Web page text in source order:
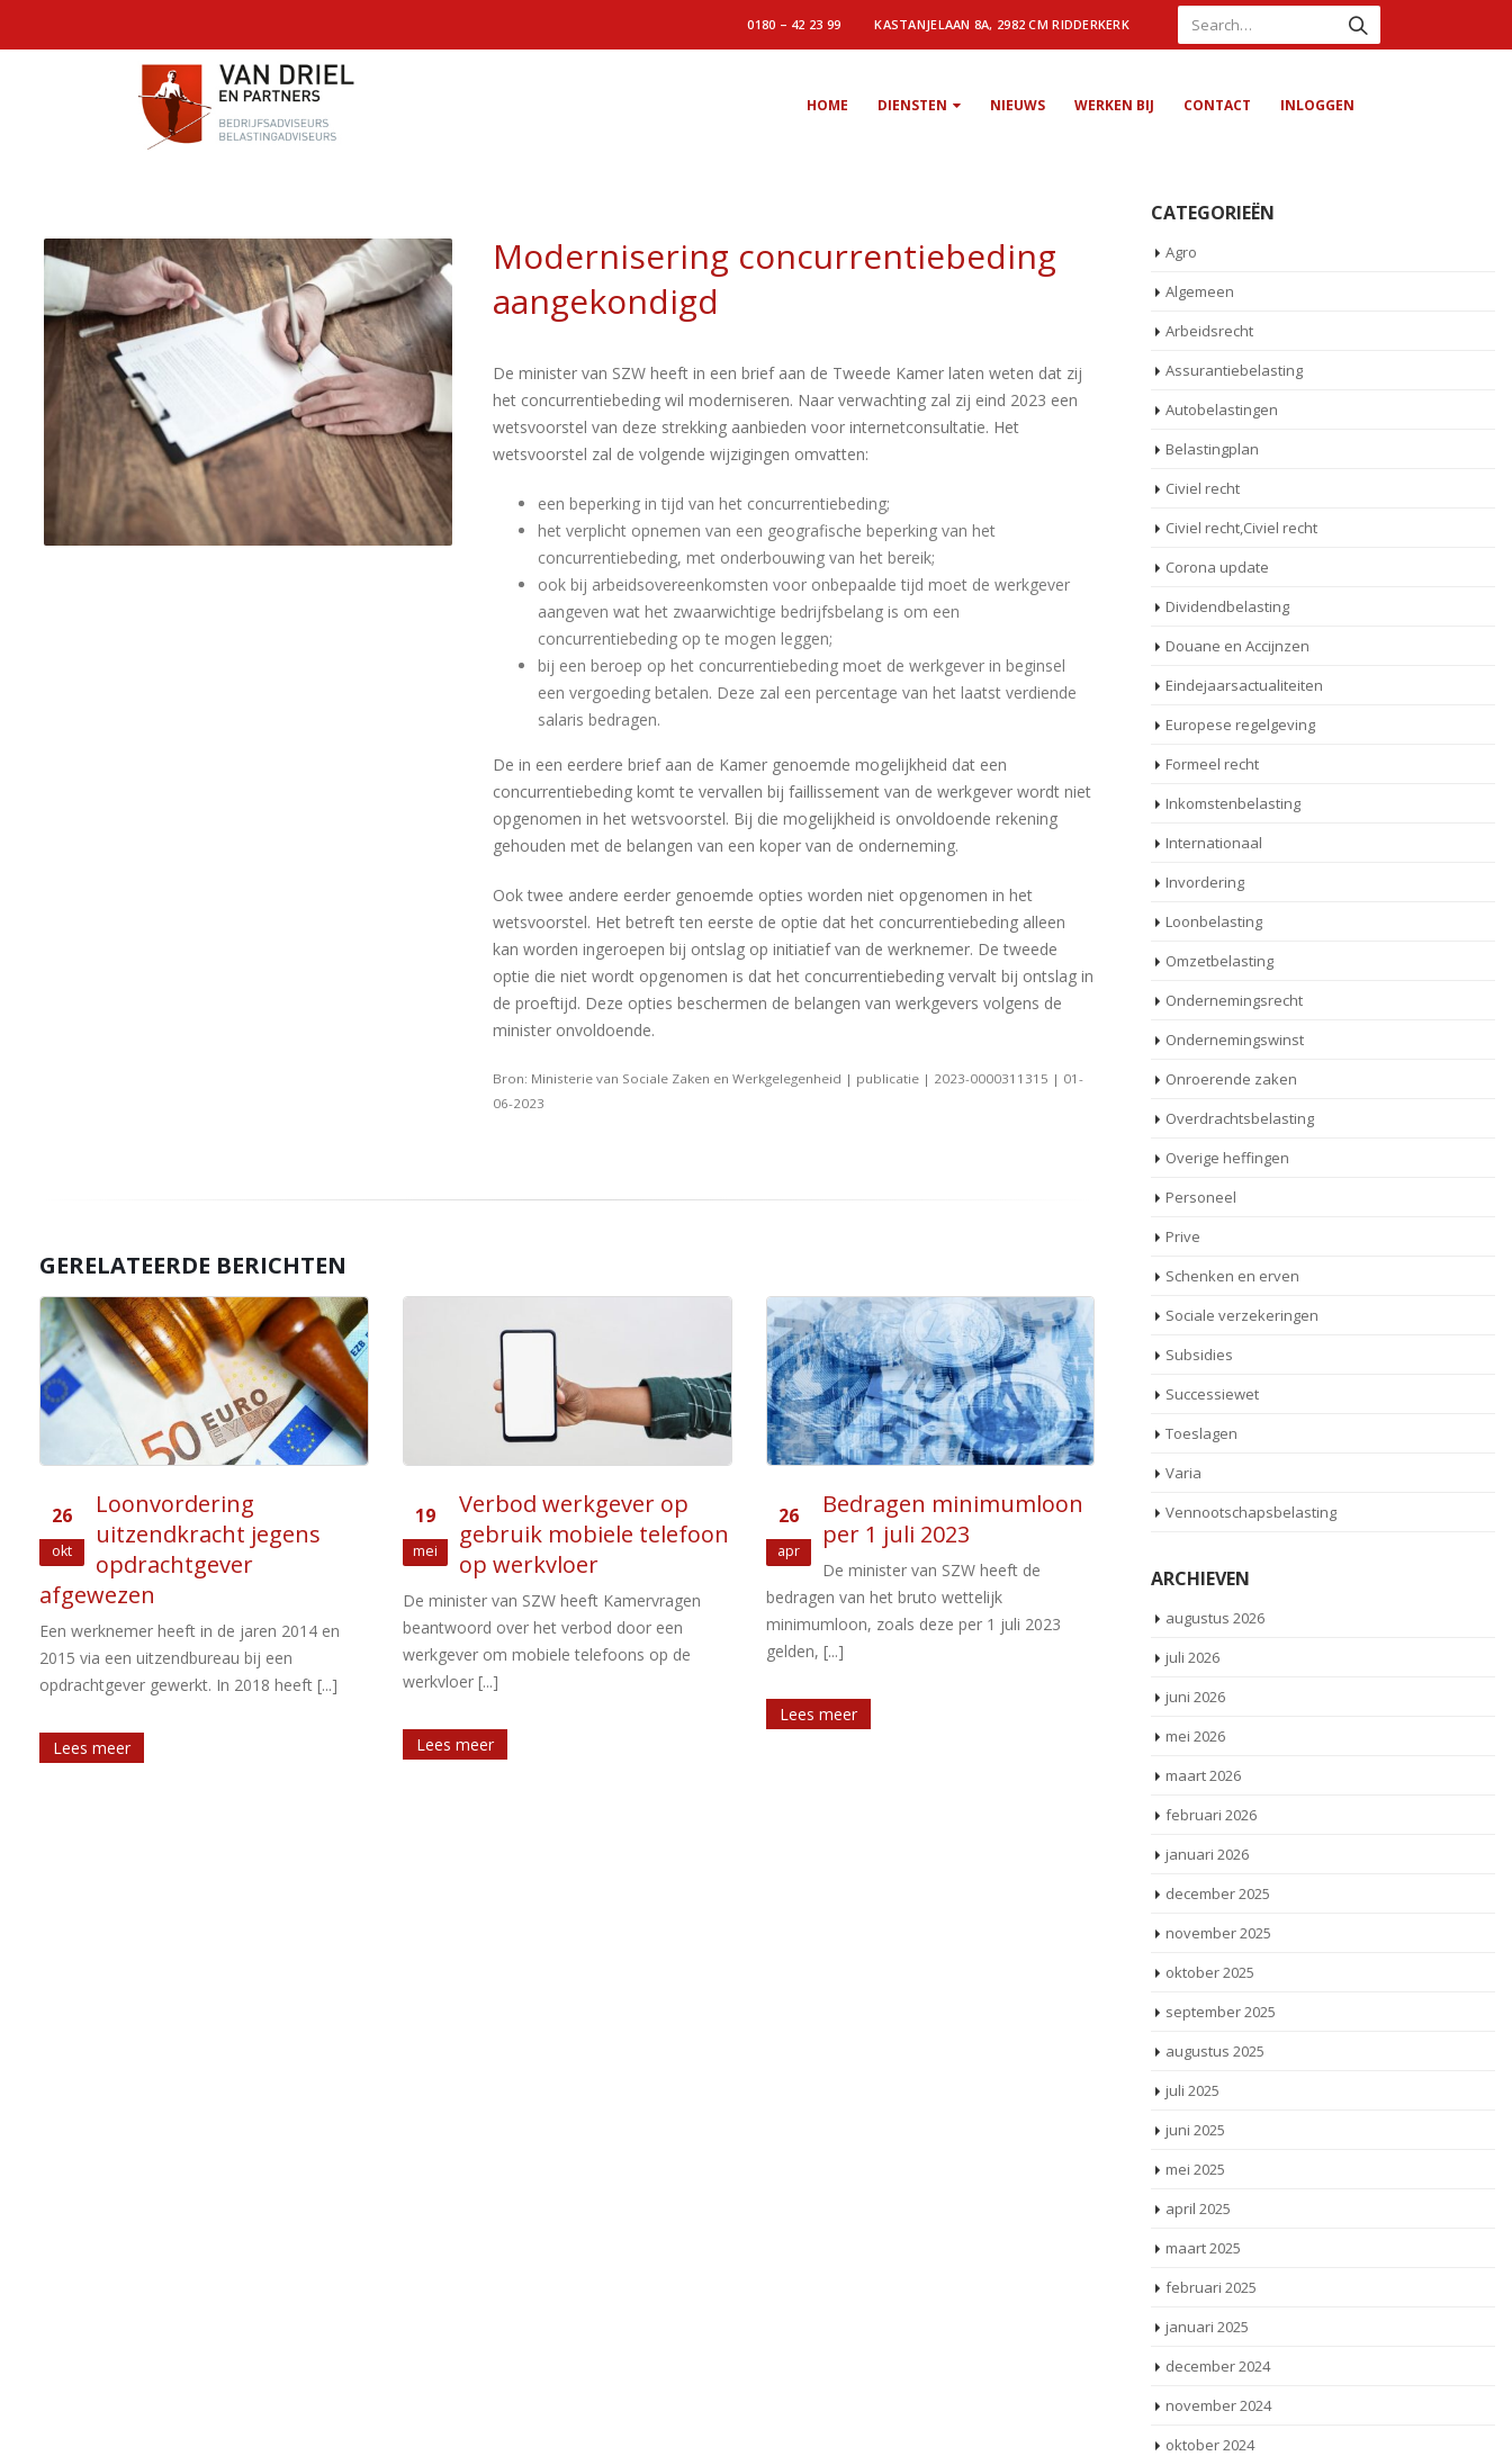
0180 – 42 23 99 KASTANJELAAN 8A, 2982 CM RIDDERKERK
HOME DIENSTEN NIEUWS WERKEN BIJ CONTACT INLOGGEN
Modernisering concurrentiebeding
aangekondigd
De minister van SZW heeft in een brief aan de Tweede Kamer laten weten dat zij
het concurrentiebeding wil moderniseren. Naar verwachting zal zij eind 2023 een
wetsvoorstel van deze strekking aanbieden voor internetconsultatie. Het
wetsvoorstel zal de volgende wijzigingen omvatten:
een beperking in tijd van het concurrentiebeding;
het verplicht opnemen van een geografische beperking van het
concurrentiebeding, met onderbouwing van het bereik;
ook bij arbeidsovereenkomsten voor onbepaalde tijd moet de werkgever
aangeven wat het zwaarwichtige bedrijfsbelang is om een
concurrentiebeding op te mogen leggen;
bij een beroep op het concurrentiebeding moet de werkgever in beginsel
een vergoeding betalen. Deze zal een percentage van het laatst verdiende
salaris bedragen.
De in een eerdere brief aan de Kamer genoemde mogelijkheid dat een
concurrentiebeding komt te vervallen bij faillissement van de werkgever wordt niet
opgenomen in het wetsvoorstel. Bij die mogelijkheid is onvoldoende rekening
gehouden met de belangen van een koper van de onderneming.
Ook twee andere eerder genoemde opties worden niet opgenomen in het
wetsvoorstel. Het betreft ten eerste de optie dat het concurrentiebeding alleen
kan worden ingeroepen bij ontslag op initiatief van de werknemer. De tweede
optie die niet wordt opgenomen is dat het concurrentiebeding vervalt bij ontslag in
de proeftijd. Deze opties beschermen de belangen van werkgevers volgens de
minister onvoldoende.
Bron: Ministerie van Sociale Zaken en Werkgelegenheid | publicatie | 2023-0000311315 | 01-
06-2023
GERELATEERDE BERICHTEN
19
mei
Verbod werkgever op
gebruik mobiele telefoon
op werkvloer
De minister van SZW heeft Kamervragen
beantwoord over het verbod door een
werkgever om mobiele telefoons op de
werkvloer [...]
Lees meer
26
apr
Bedragen minimumloon
per 1 juli 2023
De minister van SZW heeft de
bedragen van het bruto wettelijk
minimumloon, zoals deze per 1 juli 2023
gelden, [...]
04
Jun
Compensatieregelingen
transitievergoeding
verdwijnen
Vanaf 2027 krijgen werkgevers geen geld
meer terug van de overheid voor de
transitievergoeding die ze betalen bij ontslag
08 Ontslag op staande voet
eindigt omdat de werkgever of de
wederpartij een dringende reden [...]
CATEGORIEËN
Agro
Algemeen
Arbeidsrecht
Assurantiebelasting
Autobelastingen
Belastingplan
Civiel recht
Civiel recht,Civiel recht
Corona update
Dividendbelasting
Douane en Accijnzen
Eindejaarsactualiteiten
Europese regelgeving
Formeel recht
Inkomstenbelasting
Internationaal
Invordering
Loonbelasting
Omzetbelasting
Ondernemingsrecht
Ondernemingswinst
Onroerende zaken
Overdrachtsbelasting
Overige heffingen
Personeel
Prive
Schenken en erven
Sociale verzekeringen
Subsidies
Successiewet
Toeslagen
Varia
Vennootschapsbelasting
ARCHIEVEN
augustus 2026
juli 2026
juni 2026
mei 2026
maart 2026
februari 2026
januari 2026
december 2025
november 2025
oktober 2025
september 2025
augustus 2025
juli 2025
juni 2025
mei 2025
april 2025
maart 2025
februari 2025
januari 2025
december 2024
november 2024
oktober 2024